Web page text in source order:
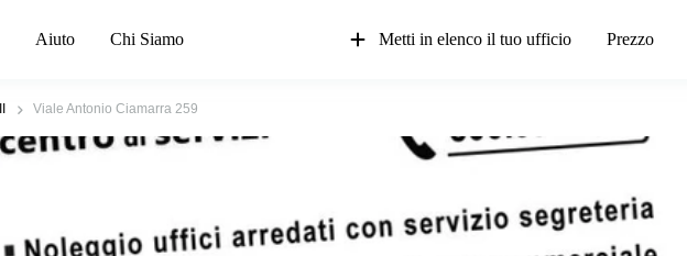
Aiuto Chi Siamo Metti in elenco il tuo ufficio Prezzo
Viale Antonio Ciamarra 259